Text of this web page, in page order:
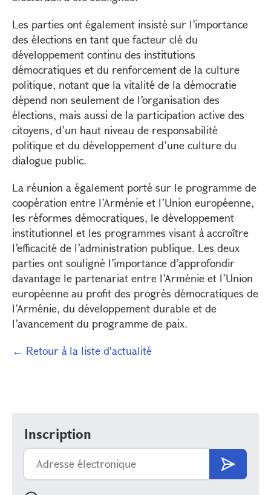
Les parties ont également insisté sur l’importance
des élections en tant que facteur clé du
développement continu des institutions
démocratiques et du renforcement de la culture
politique, notant que la vitalité de la démocratie
dépend non seulement de l’organisation des
élections, mais aussi de la participation active des
citoyens, d’un haut niveau de responsabilité
politique et du développement d’une culture du
dialogue public.
La réunion a également porté sur le programme de
coopération entre l’Arménie et l’Union européenne,
les réformes démocratiques, le développement
institutionnel et les programmes visant à accroître
l’efficacité de l’administration publique. Les deux
parties ont souligné l’importance d’approfondir
davantage le partenariat entre l’Arménie et l’Union
européenne au profit des progrès démocratiques de
l’Arménie, du développement durable et de
l’avancement du programme de paix.
← Retour à la liste d'actualité
Inscription